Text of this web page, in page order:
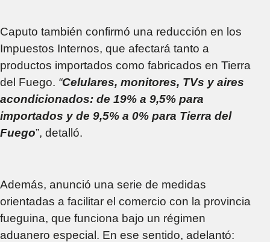
Caputo también confirmó una reducción en los
Impuestos Internos, que afectará tanto a
productos importados como fabricados en Tierra
del Fuego. “Celulares, monitores, TVs y aires
acondicionados: de 19% a 9,5% para
importados y de 9,5% a 0% para Tierra del
Fuego”, detalló.
Además, anunció una serie de medidas
orientadas a facilitar el comercio con la provincia
fueguina, que funciona bajo un régimen
aduanero especial. En ese sentido, adelantó: